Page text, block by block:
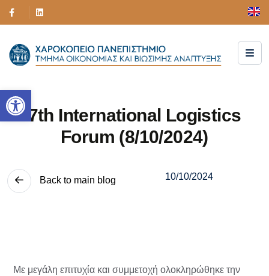
Ανοίξτε τη γραμμή εργαλείων
7th International Logistics
Forum (8/10/2024)
Back to main blog 10/10/2024
Με μεγάλη επιτυχία και συμμετοχή ολοκληρώθηκε την